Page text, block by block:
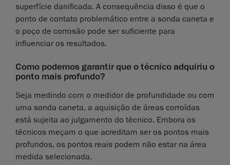
superfície danificada. A consequência disso é que o
ponto de contato problemático entre a sonda caneta e
o poço de corrosão pode ser suficiente para
influenciar os resultados.
Como podemos garantir que o técnico adquiriu o
ponto mais profundo?
Seja medindo com o medidor de profundidade ou com
uma sonda caneta, a aquisição de áreas corroídas
está sujeita ao julgamento do técnico. Embora os
técnicos meçam o que acreditam ser os pontos mais
profundos, os pontos reais podem não estar na área
medida selecionada.